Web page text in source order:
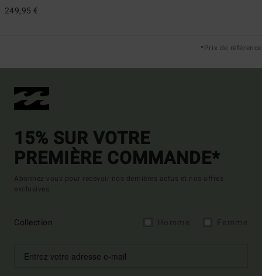
249,95 €
*Prix de référence
15% SUR VOTRE
PREMIÈRE COMMANDE*
Abonnez-vous pour recevoir nos dernières actus et nos offres
exclusives.
Collection